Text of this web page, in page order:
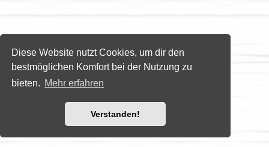
Diese Website nutzt Cookies, um dir den
bestmöglichen Komfort bei der Nutzung zu
bieten. Mehr erfahren
Verstanden!